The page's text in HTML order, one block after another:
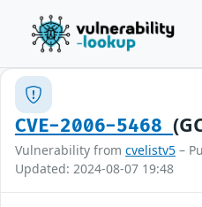
CVE-2006-5468
Vulnerability from cvelistv5 –
Updated: 2024-08-07 19:48